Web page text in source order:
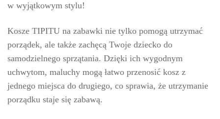
w wyjątkowym stylu!
Kosze TIPITU na zabawki nie tylko pomogą utrzymać
porządek, ale także zachęcą Twoje dziecko do
samodzielnego sprzątania. Dzięki ich wygodnym
uchwytom, maluchy mogą łatwo przenosić kosz z
jednego miejsca do drugiego, co sprawia, że utrzymanie
porządku staje się zabawą.